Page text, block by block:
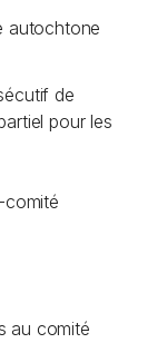
autochtone
de
pour les
au comité